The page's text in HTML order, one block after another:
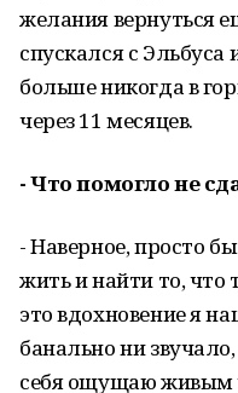
желания вернуться
спускался с Эльбуса
больше никогда в
через 11 месяцев.
- Что помогло не
- Наверное, просто
жить и найти то, что
это вдохновение я
банально ни
себя ощущаю живым